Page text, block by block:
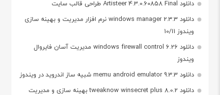
دانلود Artisteer 4.3.0.60858 Final طراحی قالب سایت
دانلود windows manager 2.3.3 نرم افزار مدیریت و بهینه سازی
ویندوز 10/11
دانلود windows firewall control 6.26 مدیریت آسان فایروال
ویندوز
دانلود memu android emulator 9.3.3 شبیه ساز اندروید در ویندوز
دانلود tweaknow winsecret plus 8.0.2 بهینه سازی و مدیریت